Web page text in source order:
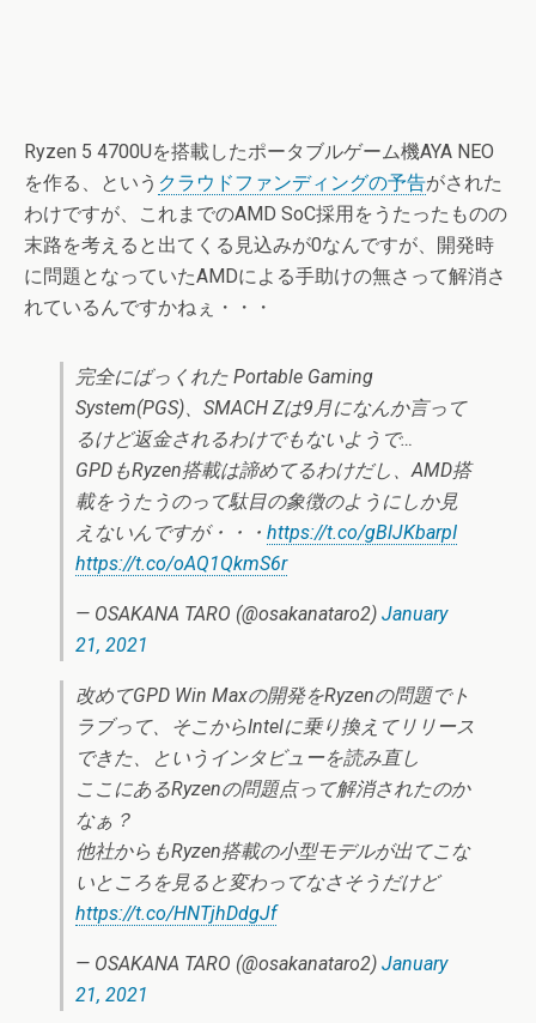
Ryzen 5 4700Uを搭載したポータブルゲーム機AYA NEO
を作る、という クラウドファンディングの予告がされた
わけですが、これまでのAMD SoC採用をうたったものの
末路を考えると出てくる見込みが0なんですが、開発時
に問題となっていたAMDによる手助けの無さって解消さ
れているんですかねぇ・・・
完全にばっくれた Portable Gaming
System(PGS)、SMACH Zは9月になんか言って
るけど返金されるわけでもないようで…
GPDもRyzen搭載は諦めてるわけだし、AMD搭
載をうたうのって駄目の象徴のようにしか見
えないんですが・・・ https://t.co/gBlJKbarpI
https://t.co/oAQ1QkmS6r
— OSAKANA TARO (@osakanataro2) January
21, 2021
改めてGPD Win Maxの開発をRyzenの問題でト
ラブって、そこからIntelに乗り換えてリリース
できた、というインタビューを読み直し
ここにあるRyzenの問題点って解消されたのか
なぁ？
他社からもRyzen搭載の小型モデルが出てこな
いところを見ると変わってなさそうだけど
https://t.co/HNTjhDdgJf
— OSAKANA TARO (@osakanataro2) January
21, 2021